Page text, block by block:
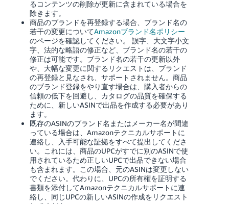
るコンテンツの削除が更新に含まれている場合を
除きます。
商品のブランドを再登録する場合、ブランド名の
若干の変更についてAmazonブランド名ポリシー
のページを確認してください。
誤字、大文字小文
字、法的な略語の修正など、ブランド名の若干の
修正は可能です。ブランド名の若干の更新以外
や、大幅な変更に関するリクエストは、ブランド
の再登録と見なされ、サポートされません。商品
のブランド登録をやり直す場合は、購入者からの
信頼の低下を回避し、カタログの品質を確保する
ために、新しいASINで出品を作成する必要があり
ます。
既存のASINのブランド名またはメーカー名が間違
っている場合は、Amazonテクニカルサポートに
連絡し、入手可能な証拠をすべて提出してくださ
い。これには、商品のUPCがすでに別のASINで使
用されているため正しいUPCで出品できない場合
も含まれます。この場合、元のASINは変更しない
でください。代わりに、UPCの所有権を証明する
書類を添付してAmazonテクニカルサポートに連
絡し、同じUPCの新しいASINの作成をリクエスト